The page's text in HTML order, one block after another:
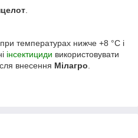
при температурах нижче +8 °С і
інсектициди використовувати
внесення Мілагро.